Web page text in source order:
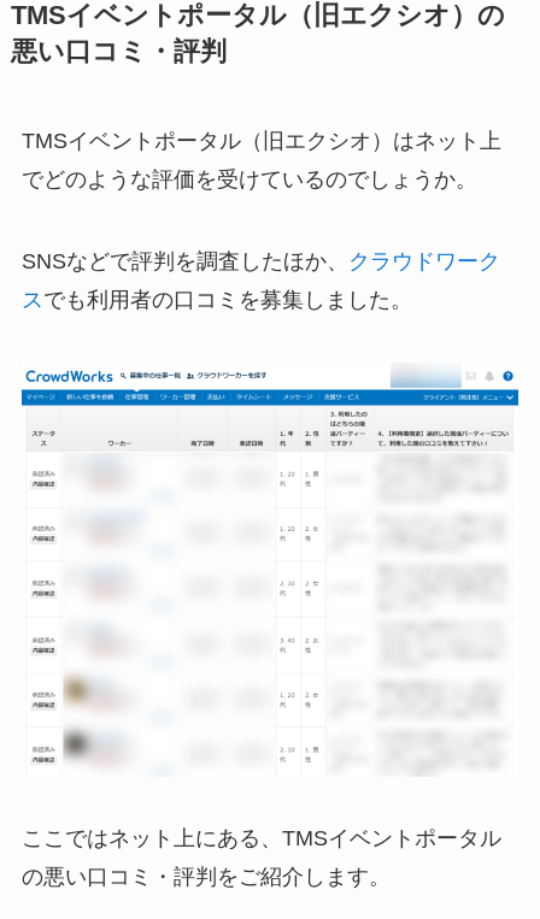
TMSイベントポータル（旧エクシオ）の
悪い口コミ・評判
TMSイベントポータル（旧エクシオ）はネット上
でどのような評価を受けているのでしょうか。
SNSなどで評判を調査したほか、
クラウドワーク
スでも利用者の口コミを募集しました。
ここではネット上にある、TMSイベントポータル
の悪い口コミ・評判をご紹介します。